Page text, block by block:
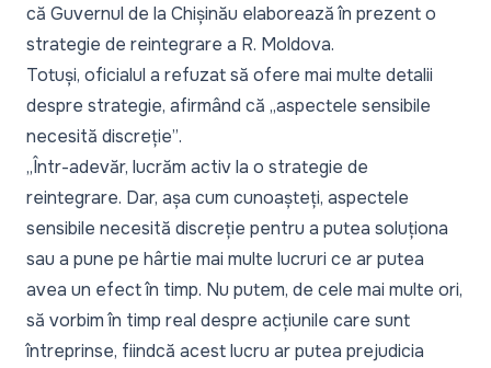
că Guvernul de la Chișinău elaborează în prezent o
strategie de reintegrare a R. Moldova.
Totuși, oficialul a refuzat să ofere mai multe detalii
despre strategie, afirmând că „aspectele sensibile
necesită discreție”.
„Într-adevăr, lucrăm activ la o strategie de
reintegrare. Dar, așa cum cunoașteți, aspectele
sensibile necesită discreție pentru a putea soluționa
sau a pune pe hârtie mai multe lucruri ce ar putea
avea un efect în timp. Nu putem, de cele mai multe ori,
să vorbim în timp real despre acțiunile care sunt
întreprinse, fiindcă acest lucru ar putea prejudicia